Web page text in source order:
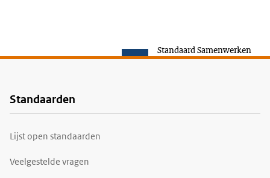
Standaard Samenwerken
Voet
Standaarden
Lijst open standaarden
Veelgestelde vragen